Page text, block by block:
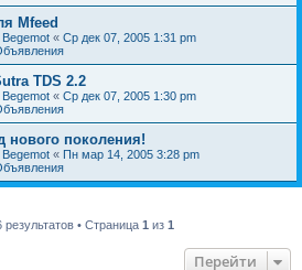
Mfeed
Begemot « Ср дек 07, 2005 1:31 pm
TDS 2.2
Begemot « Ср дек 07, 2005 1:30 pm
нового поколения!
Begemot « Пн мар 14, 2005 3:28 pm
• Страница 1 из 1
Перейти